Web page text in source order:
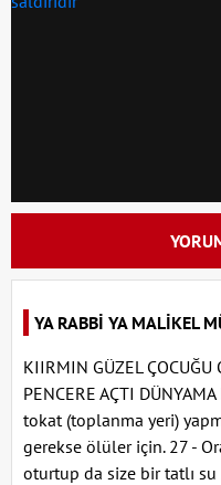
YA RABBİ YA MALİKEL
KIIRMIN GÜZEL ÇOCUĞU
PENCERE AÇTI
tokat (toplanma yeri)
gerekse ölüler için. 27 -
oturtup da size bir tatlı su